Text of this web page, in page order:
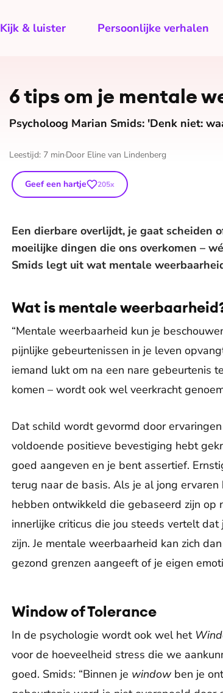
Kijk & luister Persoonlijke verhalen
6 tips om je mentale
Psycholoog Marian Smids: 'Denk niet:
Leestijd: 7 min Door Eline van Lindenberg
Geef een hartje 205x
Een dierbare overlijdt, je gaat scheiden
moeilijke dingen die ons overkomen –
Smids legt uit wat mentale
Wat is mentale
“Mentale weerbaarheid kun je
pijnlijke gebeurtenissen in je leven
iemand lukt om na een nare gebeurtenis
komen – wordt ook wel veerkracht
Dat schild wordt gevormd door
voldoende positieve bevestiging hebt
goed aangeven en je bent assertief.
terug naar de basis. Als je al jong
hebben ontwikkeld die gebaseerd zijn op
innerlijke criticus die jou steeds vertelt
zijn. Je mentale weerbaarheid kan zich
gezond grenzen aangeeft of je eigen
Window of Tolerance
In de psychologie wordt ook wel het
voor de hoeveelheid stress die we
goed. Smids: “Binnen je windowben je